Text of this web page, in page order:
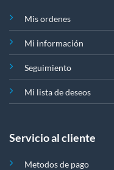
Mis ordenes
Mi información
Seguimiento
Mi lista de deseos
Servicio al cliente
Metodos de pago